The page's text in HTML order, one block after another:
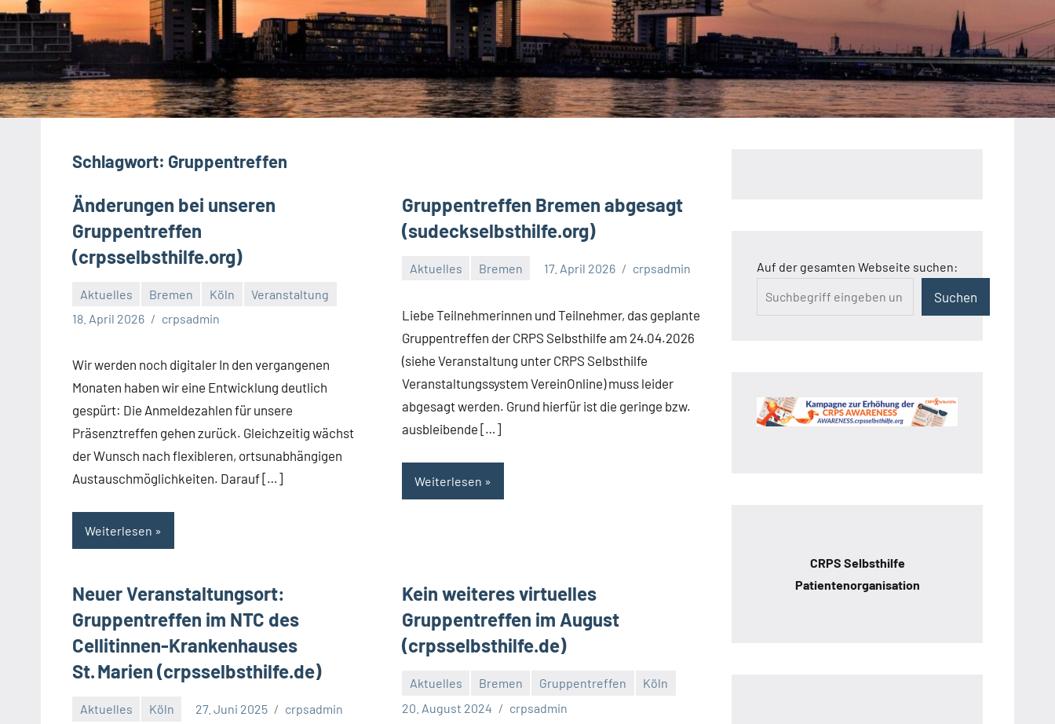
Schlagwort: Gruppentreffen
Änderungen bei unseren
Gruppentreffen
(crpsselbsthilfe.org)
Aktuelles Bremen Köln
Veranstaltung
18. April 2026
crpsadmin
Wir werden noch digitaler In den vergangenen
Monaten haben wir eine Entwicklung deutlich
gespürt: Die Anmeldezahlen für unsere
Präsenztreffen gehen zurück. Gleichzeitig wächst
der Wunsch nach flexibleren, ortsunabhängigen
Austauschmöglichkeiten. Darauf […]
Weiterlesen
Gruppentreffen Bremen abgesagt
(sudeckselbsthilfe.org)
Aktuelles Bremen 17. April 2026 crpsadmin
Liebe Teilnehmerinnen und Teilnehmer, das geplante
Gruppentreffen der CRPS Selbsthilfe am 24.04.2026
(siehe Veranstaltung unter CRPS Selbsthilfe
Veranstaltungssystem VereinOnline) muss leider
abgesagt werden. Grund hierfür ist die geringe bzw.
ausbleibende […]
Weiterlesen
Neuer Veranstaltungsort:
Gruppentreffen im NTC des
Cellitinnen-Krankenhauses
St. Marien (crpsselbsthilfe.de)
Aktuelles Köln 27. Juni 2025 crpsadmin
Kein weiteres virtuelles
Gruppentreffen im August
(crpsselbsthilfe.de)
Aktuelles Bremen Gruppentreffen
Köln
20. August 2024
crpsadmin
Auf der gesamten Webseite suchen:
Suchen
CRPS Selbsthilfe
Patientenorganisation